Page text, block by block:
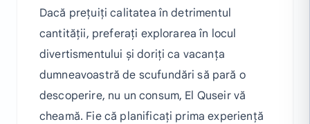
Dacă prețuiți calitatea în detrimentul
cantității, preferați explorarea în locul
divertismentului și doriți ca vacanța
dumneavoastră de scufundări să pară o
descoperire, nu un consum, El Quseir vă
cheamă. Fie că planificați prima experiență